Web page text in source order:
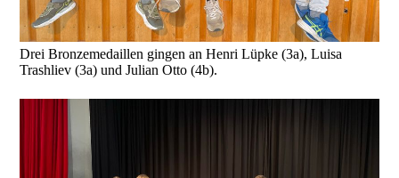
Drei Bronzemedaillen gingen an Henri Lüpke (3a), Luisa
Trashliev (3a) und Julian Otto (4b).